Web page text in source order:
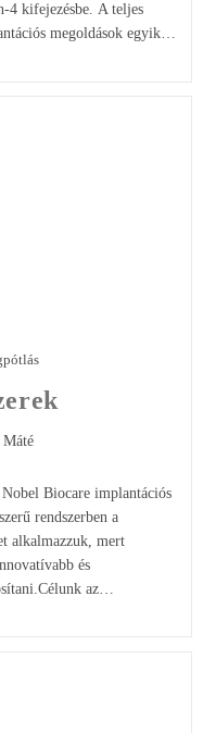
4 kifejezésbe. A teljes
megoldások egyik…
Máté
Biocare implantációs
rendszerben a
alkalmazzuk, mert
és
az…